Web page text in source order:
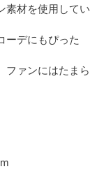
素材を使用してい
ーデにもぴった
ファンにはたまら